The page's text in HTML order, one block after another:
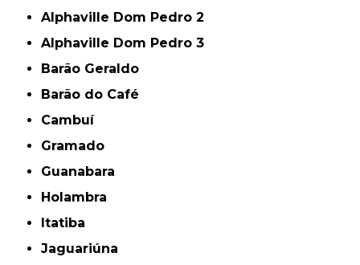
Alphaville Dom Pedro 2
Alphaville Dom Pedro 3
Barão Geraldo
Barão do Café
Cambuí
Gramado
Guanabara
Holambra
Itatiba
Jaguariúna